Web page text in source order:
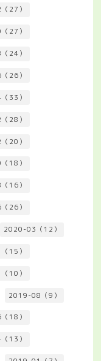
27）
27）
24）
26）
33）
28）
20）
18）
16）
26）
2020-03（12）
15）
10）
2019-08（9）
18）
13）